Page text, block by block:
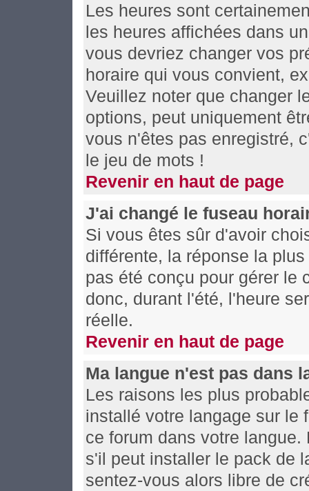
Les heures sont
les heures affichées dans
vous devriez changer vos
horaire qui vous convient,
Veuillez noter que changer
options, peut uniquement
vous n'êtes pas enregistré,
le jeu de mots !
Revenir en haut de page
J'ai changé le fuseau
Si vous êtes sûr d'avoir
différente, la réponse la
pas été conçu pour gérer le
donc, durant l'été, l'heure
réelle.
Revenir en haut de page
Ma langue n'est pas dans
Les raisons les plus
installé votre langage sur le
ce forum dans votre
s'il peut installer le pack de
sentez-vous alors libre de